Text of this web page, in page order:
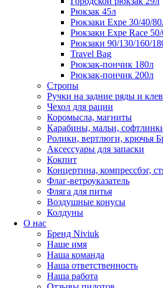
Рюкзак 45л
Рюкзаки Expe 30/40/
Рюкзаки Expe Race
Рюкзаки 90/130/160/
Travel Bag
Рюкзак-пончик 180л
Рюкзак-пончик 200л
Стропы
Ручки на задние ряды и
Чехол для рации
Коромысла, магниты
Карабины, мальи,
Ролики, вертлюги, крючья
Аксессуары для запаски
Кокпит
Концертина, компрессбэг,
Флаг-ветроуказатель
Фляга для питья
Воздушные конусы
Колдуны
О нас
Бренд Niviuk
Наше имя
Наша команда
Наша ответственность
Наша работа